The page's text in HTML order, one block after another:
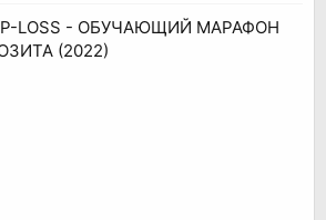
LOSS - ОБУЧАЮЩИЙ МАРАФОН
(2022)